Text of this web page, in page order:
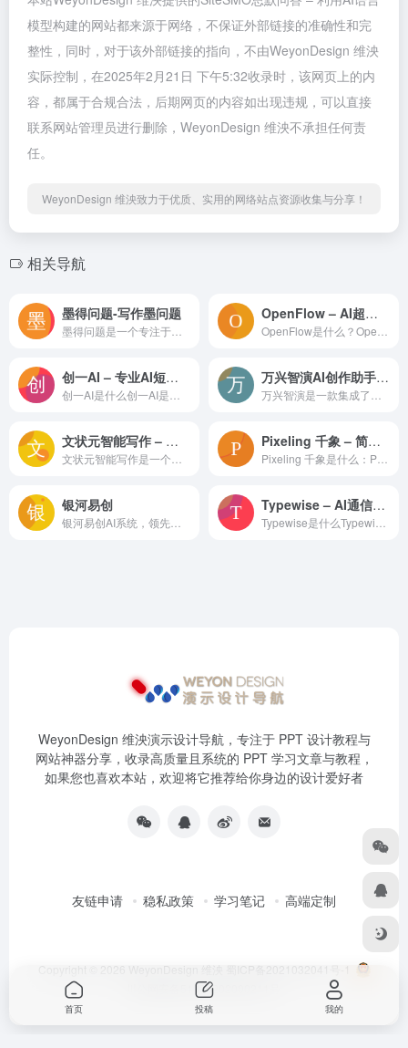
模型构建的网站都来源于网络，不保证外部链接的准确性和完
整性，同时，对于该外部链接的指向，不由WeyonDesign 维泱
实际控制，在2025年2月21日 下午5:32收录时，该网页上的内
容，都属于合规合法，后期网页的内容如出现违规，可以直接
联系网站管理员进行删除，WeyonDesign 维泱不承担任何责
任。
WeyonDesign 维泱致力于优质、实用的网络站点资源收集与分享！
相关导航
墨得问题-写作墨问题 OpenFlow – AI超级个体变现工具
创一AI – 专业AI短视频脚本创作工具 万兴智演AI创作助手 – 文案,视频创作神器
文状元智能写作 – 在线文案创作平台 Pixeling 千象 – 简洁高效的AIGC内容生成工具
银河易创 Typewise – AI通信助手
WeyonDesign 维泱演示设计导航，专注于 PPT 设计教程与
网站神器分享，收录高质量且系统的 PPT 学习文章与教程，
如果您也喜欢本站，欢迎将它推荐给你身边的设计爱好者
友链申请 稳私政策 学习笔记 高端定制
Copyright © 2026 WeyonDesign 维泱 蜀ICP备2021032041号-1
川公网安备51030202000211号
首页 投稿 我的